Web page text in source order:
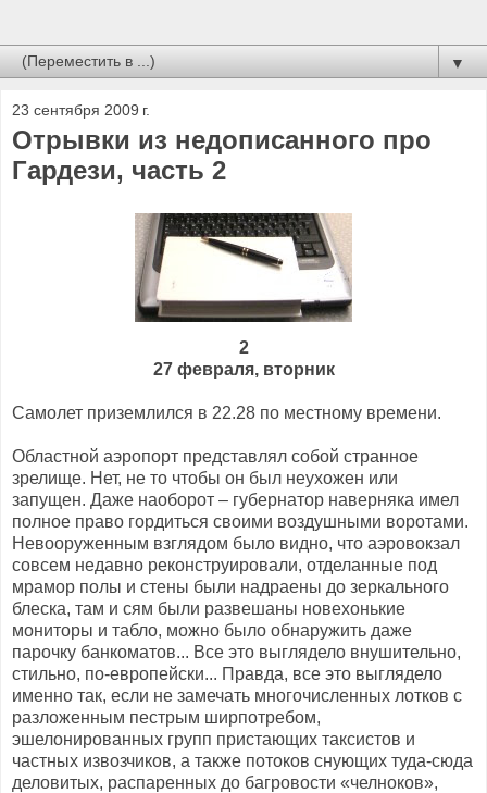
▼
23 сентября 2009 г.
Отрывки из недописанного про
Гардези, часть 2
2
27 февраля, вторник
Самолет приземлился в 22.28 по местному времени.
Областной аэропорт представлял собой странное
зрелище. Нет, не то чтобы он был неухожен или
запущен. Даже наоборот – губернатор наверняка имел
полное право гордиться своими воздушными воротами.
Невооруженным взглядом было видно, что аэровокзал
совсем недавно реконструировали, отделанные под
мрамор полы и стены были надраены до зеркального
блеска, там и сям были развешаны новехонькие
мониторы и табло, можно было обнаружить даже
парочку банкоматов... Все это выглядело внушительно,
стильно, по-европейски... Правда, все это выглядело
именно так, если не замечать многочисленных лотков с
разложенным пестрым ширпотребом,
эшелонированных групп пристающих таксистов и
частных извозчиков, а также потоков снующих туда-сюда
деловитых, распаренных до багровости «челноков»,